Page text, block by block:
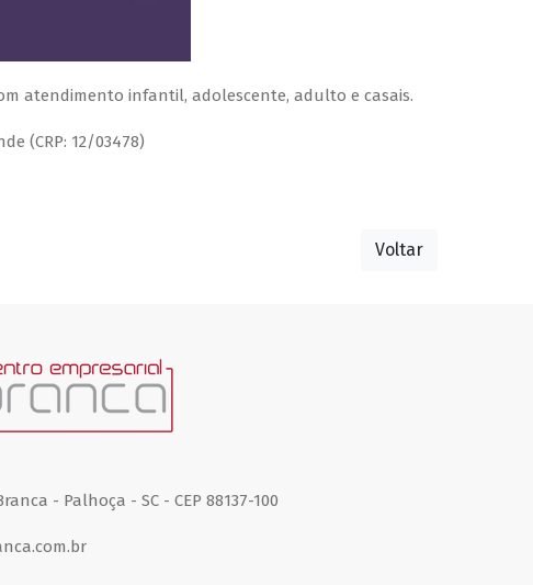
atendimento infantil, adolescente, adulto e casais.
(CRP: 12/03478)
Voltar
- Palhoça - SC - CEP 88137-100